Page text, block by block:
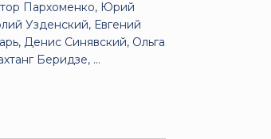
Пархоменко, Юрий
Узденский, Евгений
Денис Синявский, Ольга
Беридзе, ...